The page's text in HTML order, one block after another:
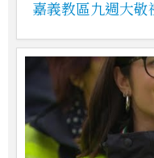
嘉義教區九週大敬